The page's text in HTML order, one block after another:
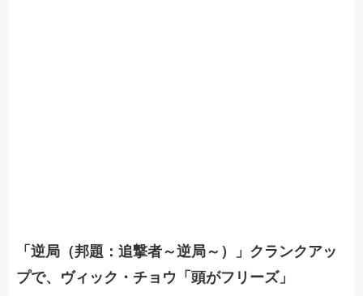
「逆局（邦題：追撃者～逆局～）」クランクアッ
プで、ヴィック・チョウ「頭がフリーズ」